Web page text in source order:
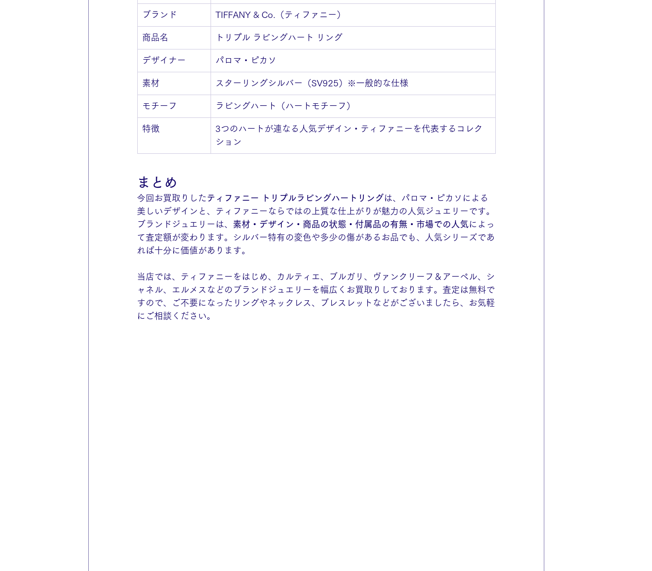
ブランド TIFFANY & Co.（ティファニー）
商品名 トリプル ラビングハート リング
デザイナー パロマ・ピカソ
素材 スターリングシルバー（SV925）※一般的な仕様
モチーフ ラビングハート（ハートモチーフ）
特徴
3つのハートが連なる人気デザイン・ティファニーを代表するコレク
ション
まとめ
今回お買取りした ティファニー トリプルラビングハートリングは、パロマ・ピカソによる
美しいデザインと、ティファニーならではの上質な仕上がりが魅力の人気ジュエリーです。
ブランドジュエリーは、 素材・デザイン・商品の状態・付属品の有無・市場での人気によっ
て査定額が変わります。シルバー特有の変色や多少の傷があるお品でも、人気シリーズであ
れば十分に価値があります。
当店では、ティファニーをはじめ、カルティエ、ブルガリ、ヴァンクリーフ＆アーペル、シ
ャネル、エルメスなどのブランドジュエリーを幅広くお買取りしております。査定は無料で
すので、ご不要になったリングやネックレス、ブレスレットなどがございましたら、お気軽
にご相談ください。